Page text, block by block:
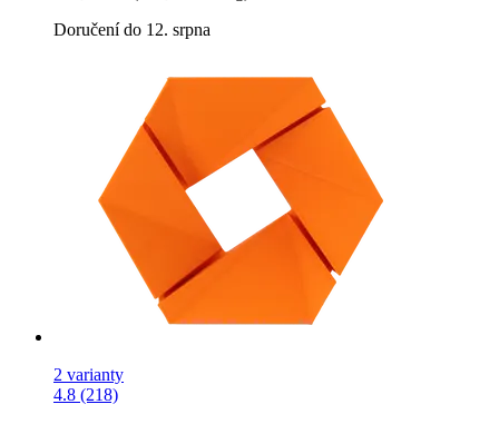
Doručení do 12. srpna
2 varianty
4.8 (218)